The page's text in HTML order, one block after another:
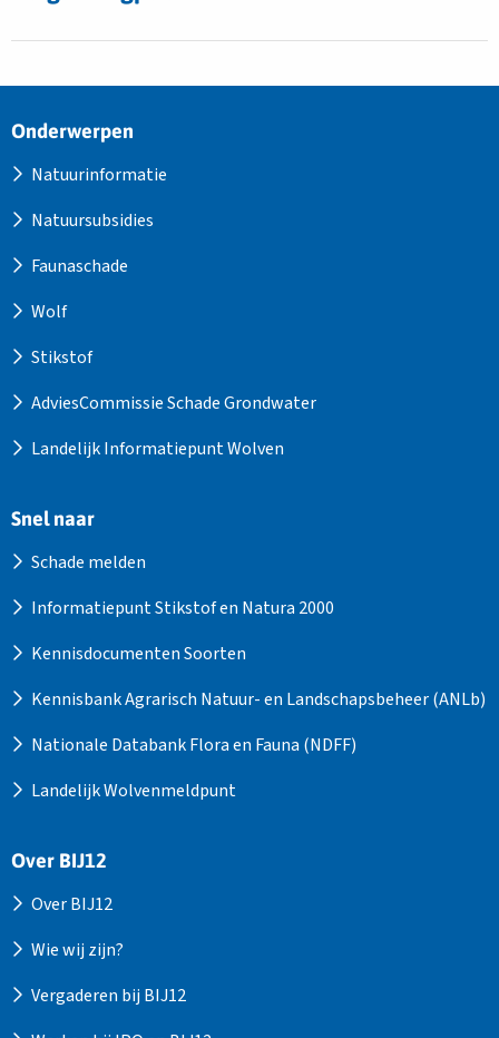
Site
Onderwerpen
Natuurinformatie
Natuursubsidies
Faunaschade
Wolf
Stikstof
AdviesCommissie Schade Grondwater
Landelijk Informatiepunt Wolven
Snel naar
Schade melden
Informatiepunt Stikstof en Natura 2000
Kennisdocumenten Soorten
Kennisbank Agrarisch Natuur- en Landschapsbeheer (ANLb)
Nationale Databank Flora en Fauna (NDFF)
Landelijk Wolvenmeldpunt
Over BIJ12
Over BIJ12
Wie wij zijn?
Vergaderen bij BIJ12